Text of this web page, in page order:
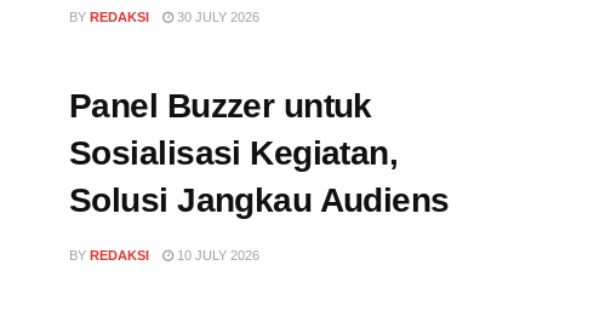
BY REDAKSI 30 JULY 2026
Panel Buzzer untuk
Sosialisasi Kegiatan,
Solusi Jangkau Audiens
BY REDAKSI 10 JULY 2026